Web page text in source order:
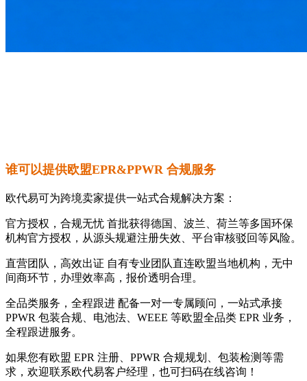
谁可以提供欧盟EPR&PPWR 合规服务
欧代易可为跨境卖家提供一站式合规解决方案：
官方授权，合规无忧 首批获得德国、波兰、荷兰等多国环保
机构官方授权，从源头规避注册失效、平台审核驳回等风险。
直营团队，高效出证 自有专业团队直连欧盟当地机构，无中
间商环节，办理效率高，报价透明合理。
全品类服务，全程跟进 配备一对一专属顾问，一站式承接
PPWR 包装合规、电池法、WEEE 等欧盟全品类 EPR 业务，
全程跟进服务。
如果您有欧盟 EPR 注册、PPWR 合规规划、包装检测等需
求，欢迎联系欧代易客户经理，也可扫码在线咨询！